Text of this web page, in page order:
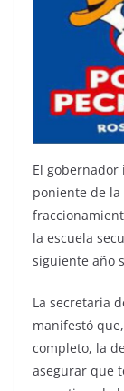
El
poniente de
la escuela
siguiente año
La secretaria
manifestó
completo, la
asegurar que